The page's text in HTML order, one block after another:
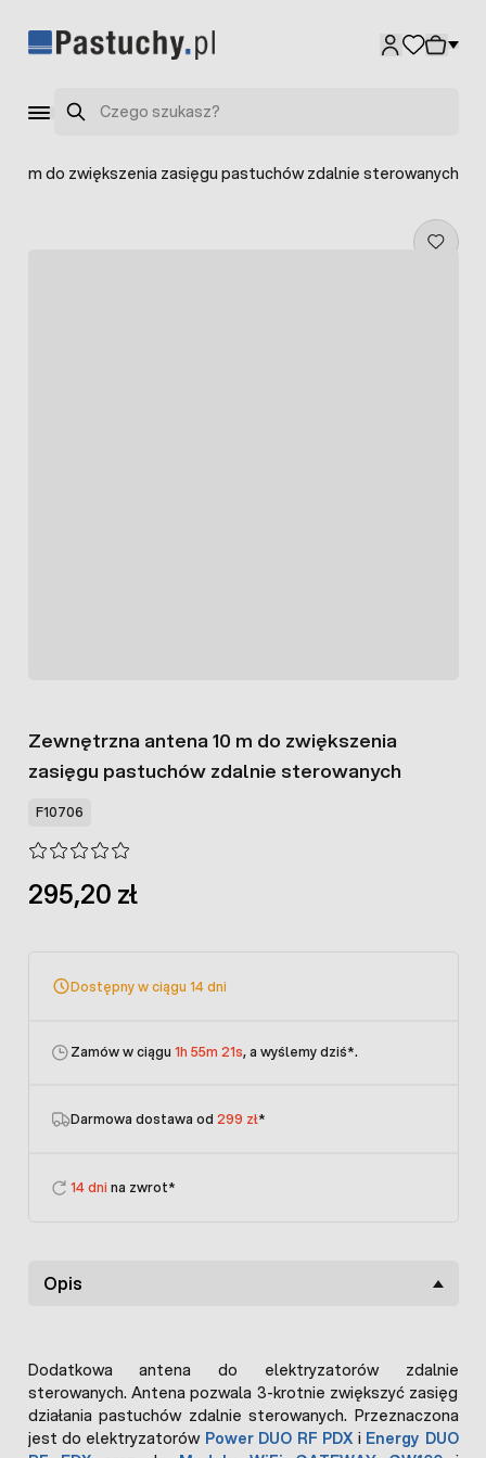
Szukaj
m do zwiększenia zasięgu pastuchów zdalnie sterowanych
Zewnętrzna antena 10 m do zwiększenia
zasięgu pastuchów zdalnie sterowanych
F10706
295,20 zł
Dostępny w ciągu 14 dni
Zamów w ciągu 1h 55m 21s, a wyślemy dziś*.
Darmowa dostawa od 299 zł*
14 dni na zwrot*
Opis
Dodatkowa antena do elektryzatorów zdalnie
sterowanych. Antena pozwala 3-krotnie zwiększyć zasięg
działania pastuchów zdalnie sterowanych. Przeznaczona
jest do elektryzatorów Power DUO RF PDX i Energy DUO